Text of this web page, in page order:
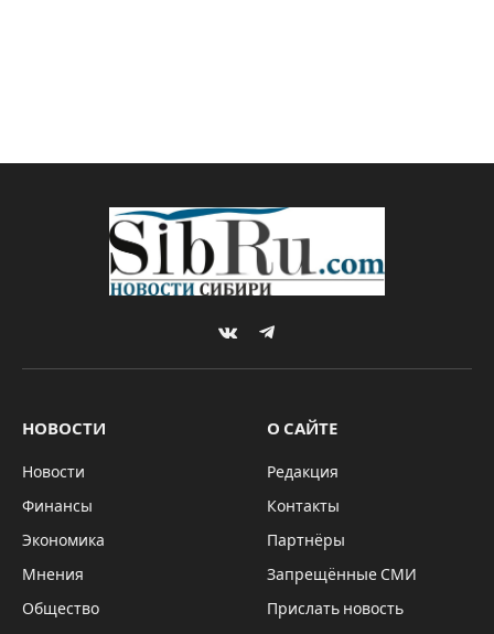
VKontakteTelegram
НОВОСТИ
Новости
Финансы
Экономика
Мнения
Общество
О САЙТЕ
Редакция
Контакты
Партнёры
Запрещённые СМИ
Прислать новость